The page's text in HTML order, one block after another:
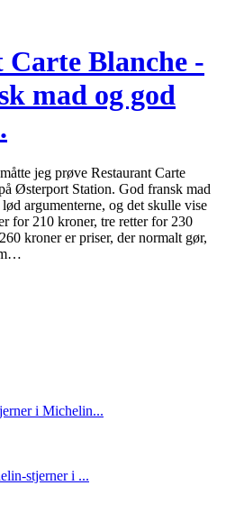
Carte Blanche -
mad og god
jeg prøve Restaurant Carte
Østerport Station. God fransk mad
argumenterne, og det skulle vise
for 210 kroner, tre retter for 230
kroner er priser, der normalt gør,
i Michelin...
stjerner i ...